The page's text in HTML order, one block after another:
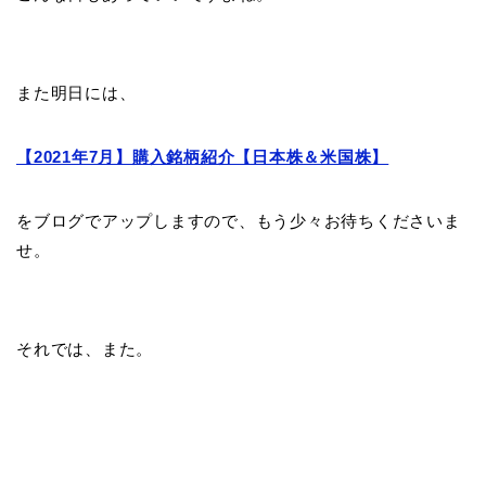
また明日には、
【2021年7月】購入銘柄紹介【日本株＆米国株】
をブログでアップしますので、もう少々お待ちくださいま
せ。
それでは、また。